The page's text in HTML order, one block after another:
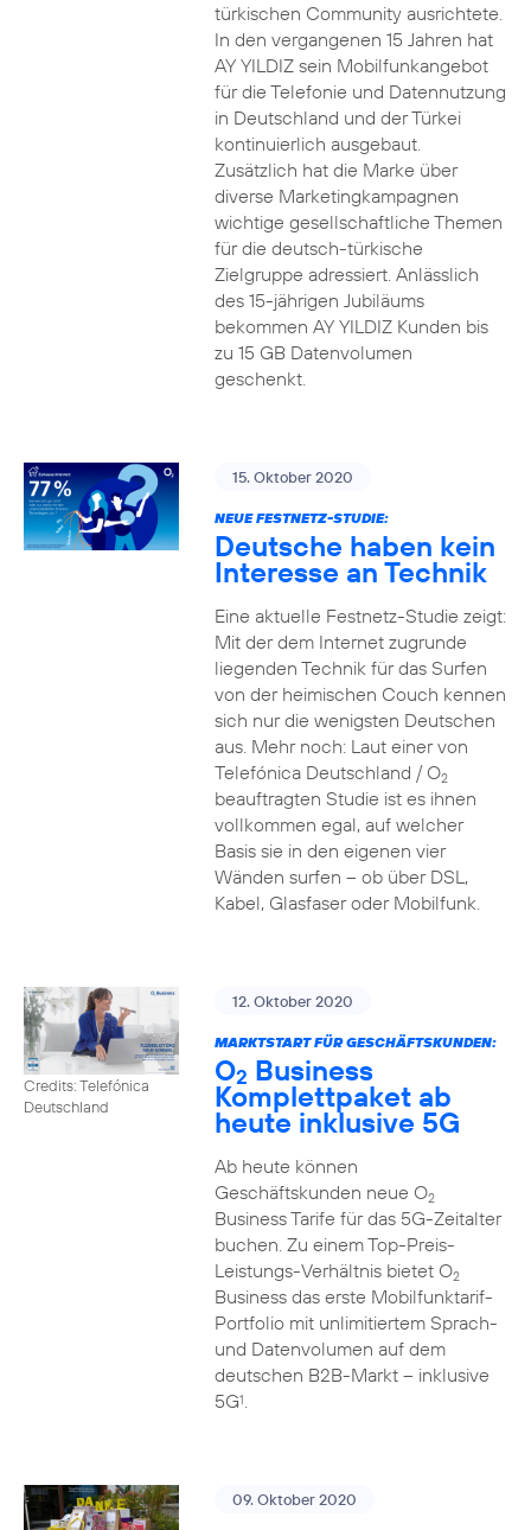
türkischen Community ausrichtete.
In den vergangenen 15 Jahren hat
AY YILDIZ sein Mobilfunkangebot
für die Telefonie und Datennutzung
in Deutschland und der Türkei
kontinuierlich ausgebaut.
Zusätzlich hat die Marke über
diverse Marketingkampagnen
wichtige gesellschaftliche Themen
für die deutsch-türkische
Zielgruppe adressiert. Anlässlich
des 15-jährigen Jubiläums
bekommen AY YILDIZ Kunden bis
zu 15 GB Datenvolumen
geschenkt.
15. Oktober 2020
NEUE FESTNETZ-STUDIE:
Deutsche haben kein
Interesse an Technik
Eine aktuelle Festnetz-Studie zeigt:
Mit der dem Internet zugrunde
liegenden Technik für das Surfen
von der heimischen Couch kennen
sich nur die wenigsten Deutschen
aus. Mehr noch: Laut einer von
Telefónica Deutschland / O2
beauftragten Studie ist es ihnen
vollkommen egal, auf welcher
Basis sie in den eigenen vier
Wänden surfen – ob über DSL,
Kabel, Glasfaser oder Mobilfunk.
Credits: Telefónica
Deutschland
12. Oktober 2020
MARKTSTART FÜR GESCHÄFTSKUNDEN:
O2 Business
Komplettpaket ab
heute inklusive 5G
Ab heute können
Geschäftskunden neue O2
Business Tarife für das 5G-Zeitalter
buchen. Zu einem Top-Preis-
Leistungs-Verhältnis bietet O2
Business das erste Mobilfunktarif-
Portfolio mit unlimitiertem Sprach-
und Datenvolumen auf dem
deutschen B2B-Markt – inklusive
5G1.
09. Oktober 2020